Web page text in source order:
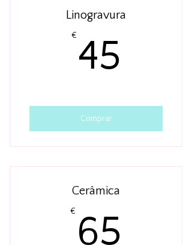
Linogravura
€ 45
Comprar
Cerâmica
€ 65